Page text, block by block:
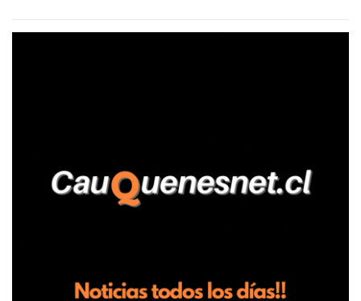
relató que los hechos ocurrieron cerca de las 11:30 horas en el
trabajadores, el edil descendió del vehículo y, en medio de la
confrontación, la habría tomado de los hombros, empujado al
suelo y agredido con golpes de pies y manos, mientr...